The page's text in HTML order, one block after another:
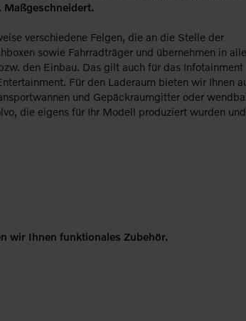
verschiedene Felgen, die an die Stelle der
sowie Fahrradträger und übernehmen in
den Einbau. Das gilt auch für das Infotainment
Für den Laderaum bieten wir Ihnen
und Gepäckraumgitter oder
die eigens für Ihr Modell produziert wurden und
wir Ihnen funktionales Zubehör.